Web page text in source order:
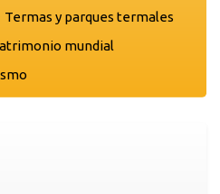
Termas y parques termales
mundial